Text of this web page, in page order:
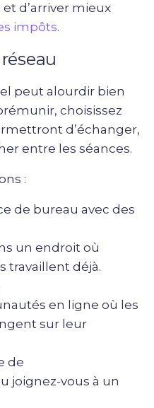
d’arriver mieux
impôts.
peut alourdir bien
choisissez
d’échanger,
entre les séances.
:
de bureau avec des
un endroit où
travaillent déjà.
en ligne où les
sur leur
de
joignez-vous à un